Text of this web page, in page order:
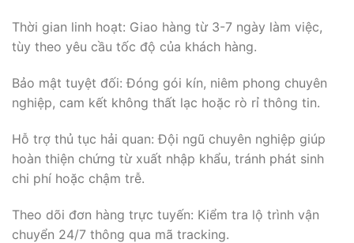
Thời gian linh hoạt: Giao hàng từ 3-7 ngày làm việc,
tùy theo yêu cầu tốc độ của khách hàng.
Bảo mật tuyệt đối: Đóng gói kín, niêm phong chuyên
nghiệp, cam kết không thất lạc hoặc rò rỉ thông tin.
Hỗ trợ thủ tục hải quan: Đội ngũ chuyên nghiệp giúp
hoàn thiện chứng từ xuất nhập khẩu, tránh phát sinh
chi phí hoặc chậm trễ.
Theo dõi đơn hàng trực tuyến: Kiểm tra lộ trình vận
chuyển 24/7 thông qua mã tracking.